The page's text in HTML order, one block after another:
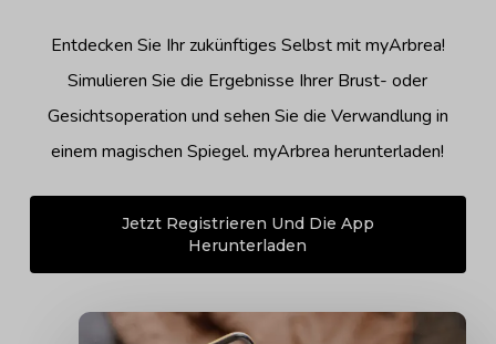
Entdecken Sie Ihr zukünftiges Selbst mit myArbrea!
Simulieren Sie die Ergebnisse Ihrer Brust- oder
Gesichtsoperation und sehen Sie die Verwandlung in
einem magischen Spiegel. myArbrea herunterladen!
Jetzt Registrieren Und Die App
Herunterladen